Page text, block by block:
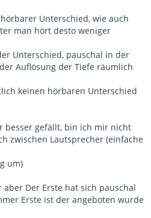
Unterschied, wie auch
man hört desto weniger
Unterschied, pauschal in der
Auflösung der Tiefe räumlich
keinen hörbaren Unterschied
besser gefällt, bin ich mir nicht
zwischen Lautsprecher (einfache
um)
Der Erste hat sich pauschal
Erste ist der angeboten wurde